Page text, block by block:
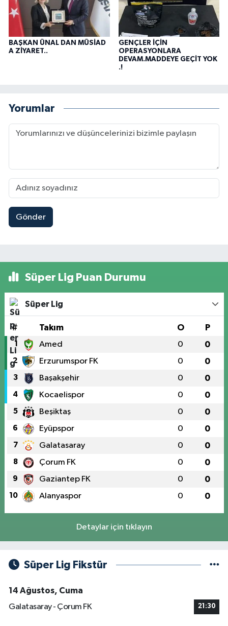
BAŞKAN ÜNAL DAN MÜSİAD
A ZİYARET..
GENÇLER İÇİN
OPERASYONLARA
DEVAM.MADDEYE GEÇİT YOK
.!
Yorumlar
Gönder
Süper Lig Puan Durumu
Süper Lig
# Takım O P
1 Amed 0 0
2 Erzurumspor FK 0 0
3 Başakşehir 0 0
4 Kocaelispor 0 0
5 Beşiktaş 0 0
6 Eyüpspor 0 0
7 Galatasaray 0 0
8 Çorum FK 0 0
9 Gaziantep FK 0 0
10 Alanyaspor 0 0
Detaylar için tıklayın
Süper Lig Fikstür
14 Ağustos, Cuma
Galatasaray - Çorum FK
21:30